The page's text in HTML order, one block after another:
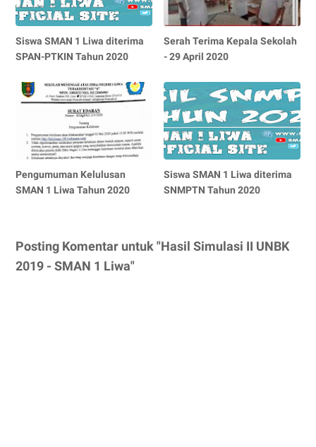
Siswa SMAN 1 Liwa diterima
SPAN-PTKIN Tahun 2020
Serah Terima Kepala Sekolah
- 29 April 2020
Pengumuman Kelulusan
SMAN 1 Liwa Tahun 2020
Siswa SMAN 1 Liwa diterima
SNMPTN Tahun 2020
Posting Komentar untuk "Hasil Simulasi II UNBK
2019 - SMAN 1 Liwa"